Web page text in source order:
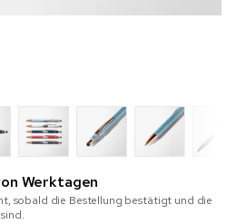
Werktagen
sobald die Bestellung bestätigt und die